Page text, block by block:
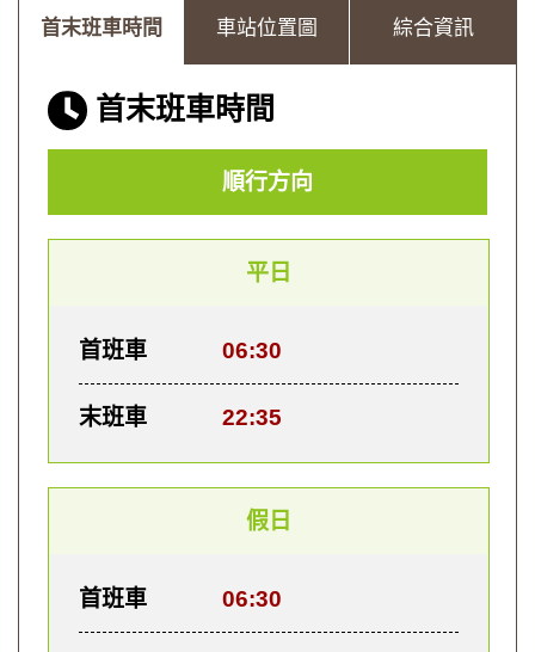
首末班車時間 車站位置圖 綜合資訊
首末班車時間
順行方向
平日
首班車 06:30
末班車 22:35
假日
首班車 06:30